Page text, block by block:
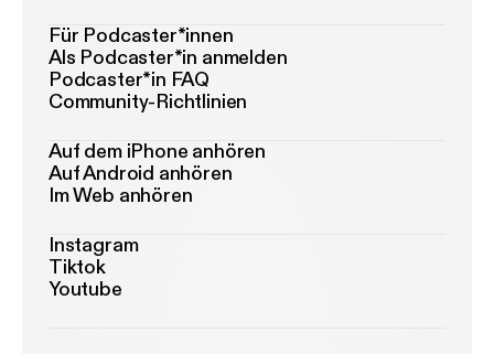
Für Podcaster*innen
Als Podcaster*in anmelden
Podcaster*in FAQ
Community-Richtlinien
Auf dem iPhone anhören
Auf Android anhören
Im Web anhören
Instagram
Tiktok
Youtube